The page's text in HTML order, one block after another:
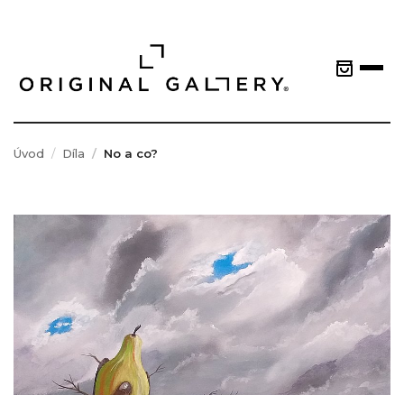
Úvod Díla No a co?